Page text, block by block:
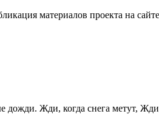
материалов проекта на
дожди. Жди, когда снега метут,